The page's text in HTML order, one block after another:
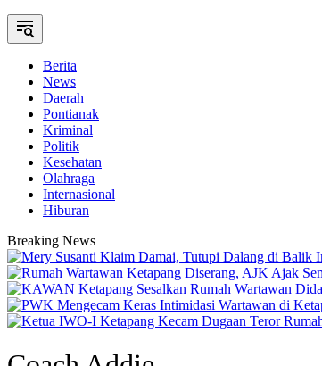
Berita
News
Daerah
Pontianak
Kriminal
Politik
Kesehatan
Olahraga
Internasional
Hiburan
Breaking News